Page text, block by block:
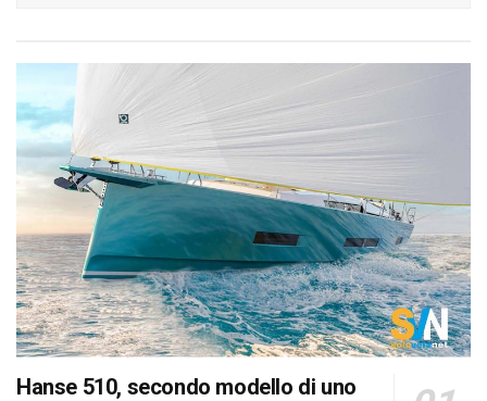
Hanse 510, secondo modello di uno